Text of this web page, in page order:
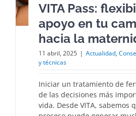
VITA Pass:
apoyo en tu
hacia la
11 abril, 2025 | Actualidad,
y técnicas
Iniciar un tratamiento de
de las decisiones más
vida. Desde VITA, sabemos